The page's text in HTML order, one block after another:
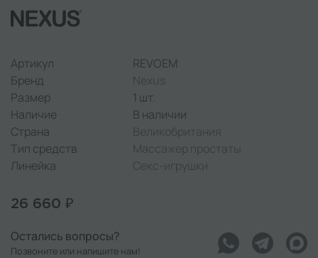
Артикул
REVOEM
Бренд
Nexus
Размер
1 шт.
Наличие
В наличии
Страна
Великобритания
Тип средств
Массажер простаты
Линейка
Секс-игрушки
26 660 ₽
Остались вопросы?
Позвоните или напишите нам!